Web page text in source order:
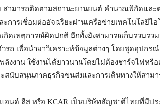
สามารถติดตามสถานะยานยนต์ คำนวณพิกัดแล
ารเชื่อมต่ออัจฉริยะผ่านเครือข่ายเทคโนโลยีไ
กิดเหตุการณ์ผิดปกติ อีกทั้งยังสามารถเก็บรวบรว
วรถ เพื่อนำมาวิเคราะห์ข้อมูลต่างๆ โดยชุดอุปก
ลังงาน ใช้งานได้ยาวนานโดยไม่ต้องชาร์จไฟหรื
สนับสนุนภาคธุรกิจขนส่งและการเดินทางให้สาม
อนด์ ลีส หรือ KCAR เป็นบริษัทสัญชาติไทยที่มีป